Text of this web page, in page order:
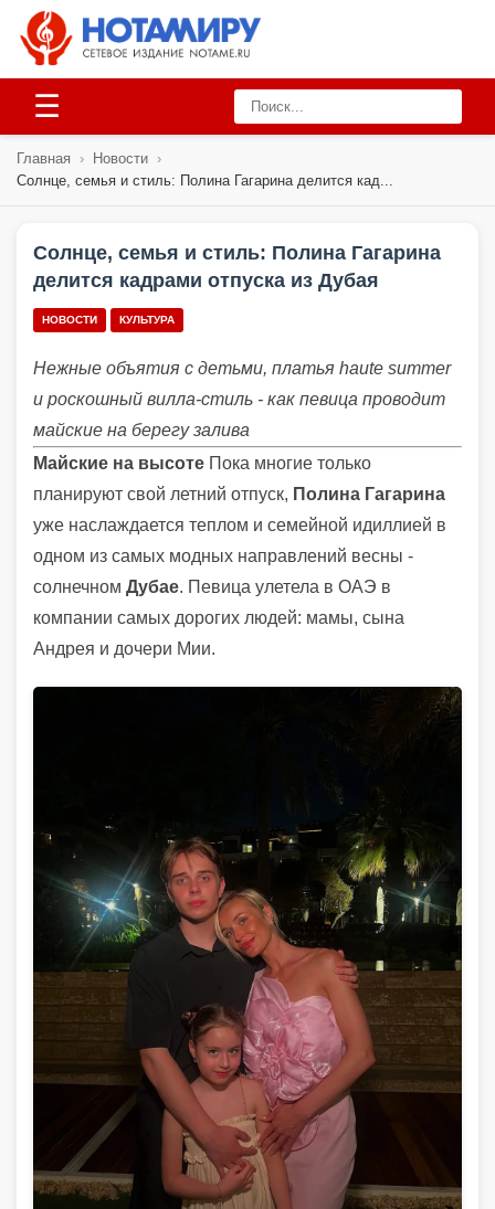
☰
Главная › Новости ›
Солнце, семья и стиль: Полина Гагарина делится кад...
Солнце, семья и стиль: Полина Гагарина
делится кадрами отпуска из Дубая
НОВОСТИ КУЛЬТУРА
Нежные объятия с детьми, платья haute summer
и роскошный вилла-стиль - как певица проводит
майские на берегу залива
Майские на высоте Пока многие только
планируют свой летний отпуск, Полина Гагарина
уже наслаждается теплом и семейной идиллией в
одном из самых модных направлений весны -
солнечном Дубае. Певица улетела в ОАЭ в
компании самых дорогих людей: мамы, сына
Андрея и дочери Мии.